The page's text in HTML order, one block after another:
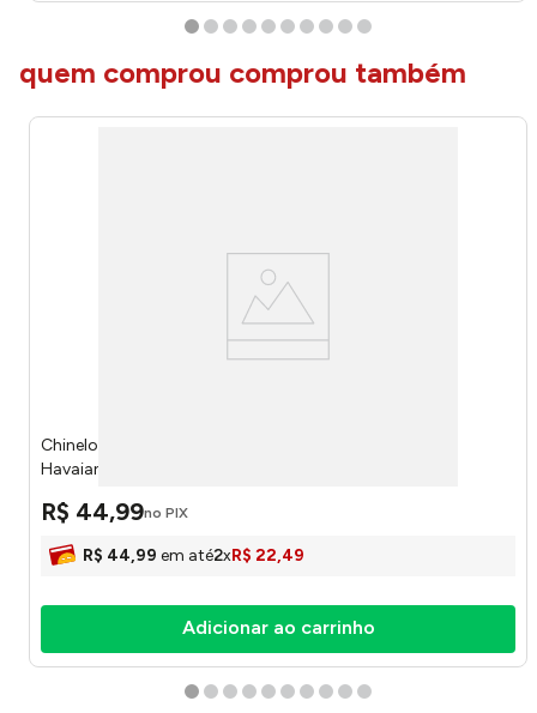
quem comprou comprou também
Chinelo Slim Rose Gold 39/40 40000303581390 -
Havaianas
R$ 44,99no PIX
R$ 44,99 em até2xR$ 22,49
Adicionar ao carrinho